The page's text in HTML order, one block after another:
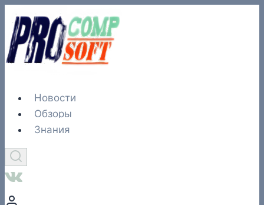
Перейти
содержимому
Новости
Обзоры
Знания